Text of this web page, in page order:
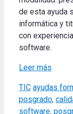
de esta ayuda
informática y
con
software.
Leer más
Categories
TIC Tags
ayudas
posgrado,
software,